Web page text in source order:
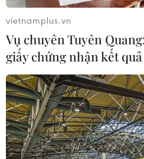
vietnamplus.vn
Vụ chuyên Tuyên
giấy chứng nhận kết